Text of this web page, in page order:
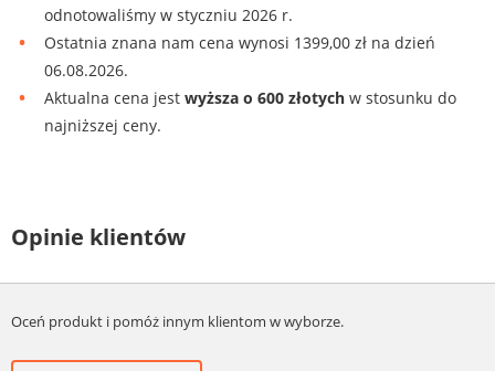
odnotowaliśmy w styczniu 2026 r.
Ostatnia znana nam cena wynosi 1399,00 zł na dzień
06.08.2026.
Aktualna cena jest wyższa o 600 złotych w stosunku do
najniższej ceny.
Opinie klientów
Oceń produkt i pomóż innym klientom w wyborze.